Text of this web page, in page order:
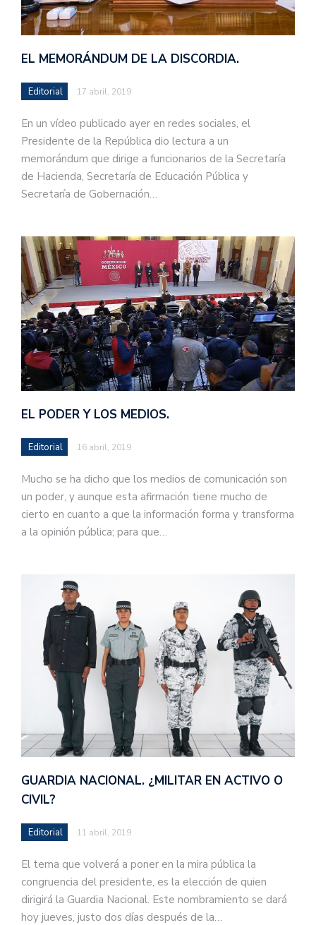
EL MEMORÁNDUM DE LA DISCORDIA.
Editorial 17 abril, 2019
En un vídeo publicado ayer en redes sociales, el
Presidente de la República dio lectura a un
memorándum que dirige a funcionarios de la Secretaría
de Hacienda, Secretaría de Educación Pública y
Secretaría de Gobernación…
EL PODER Y LOS MEDIOS.
Editorial 16 abril, 2019
Mucho se ha dicho que los medios de comunicación son
un poder, y aunque esta afirmación tiene mucho de
cierto en cuanto a que la información forma y transforma
a la opinión pública; para que…
GUARDIA NACIONAL. ¿MILITAR EN ACTIVO O
CIVIL?
Editorial 11 abril, 2019
El tema que volverá a poner en la mira pública la
congruencia del presidente, es la elección de quien
dirigirá la Guardia Nacional. Este nombramiento se dará
hoy jueves, justo dos días después de la…